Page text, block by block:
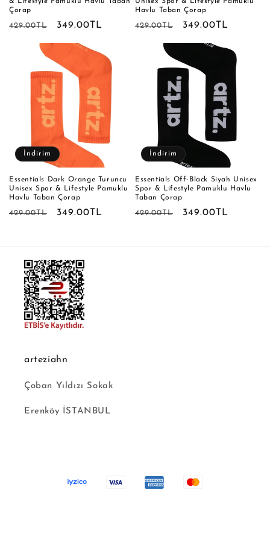
Çorap
Normal
429.00TL
İndirimli
349.00TL
Havlu Taban Çorap
Normal
429.00TL
İndirimli
349.00TL
İndirim
Essentials Dark Orange Turuncu
Unisex Spor & Lifestyle Pamuklu
Havlu Taban Çorap
Normal
429.00TL
İndirimli
349.00TL
İndirim
Essentials Off-Black Siyah Unisex
Spor & Lifestyle Pamuklu Havlu
Taban Çorap
Normal
429.00TL
İndirimli
349.00TL
arteziahn
Çoban Yıldızı Sokak
Erenköy İSTANBUL